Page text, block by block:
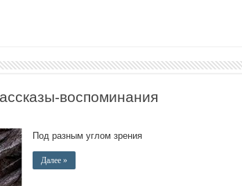
воспоминания
Под разным углом зрения
Далее »